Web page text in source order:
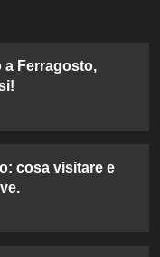
a Ferragosto,
cosa visitare e